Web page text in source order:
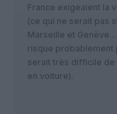
France exigeaient la
(ce qui ne serait pas
Marseille et
risque probablement
serait très difficile
en voiture).